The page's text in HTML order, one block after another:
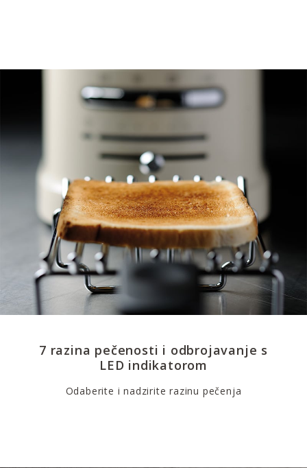
7 razina pečenosti i odbrojavanje s
LED indikatorom
Odaberite i nadzirite razinu pečenja